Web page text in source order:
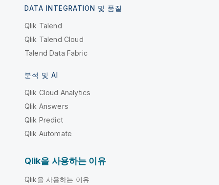
DATA INTEGRATION 및 품질
Qlik Talend
Qlik Talend Cloud
Talend Data Fabric
분석 및 AI
Qlik Cloud Analytics
Qlik Answers
Qlik Predict
Qlik Automate
Qlik을 사용하는 이유
Qlik을 사용하는 이유